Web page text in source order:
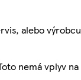
alebo výrobcu
nemá vplyv na